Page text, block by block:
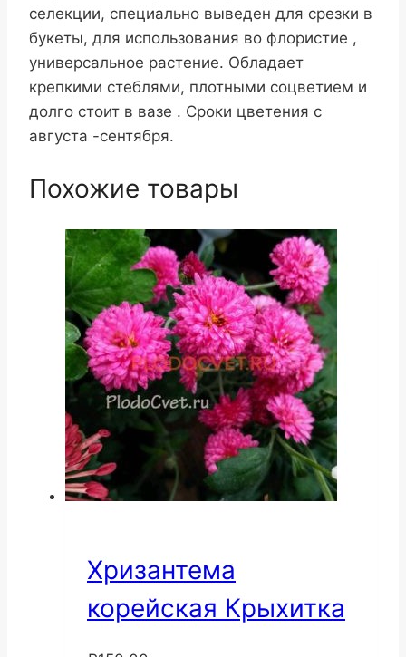
селекции, специально выведен для срезки в
букеты, для использования во флористие ,
универсальное растение. Обладает
крепкими стеблями, плотными соцветием и
долго стоит в вазе . Сроки цветения с
августа -сентября.
Похожие товары
Хризантема
корейская Крыхитка